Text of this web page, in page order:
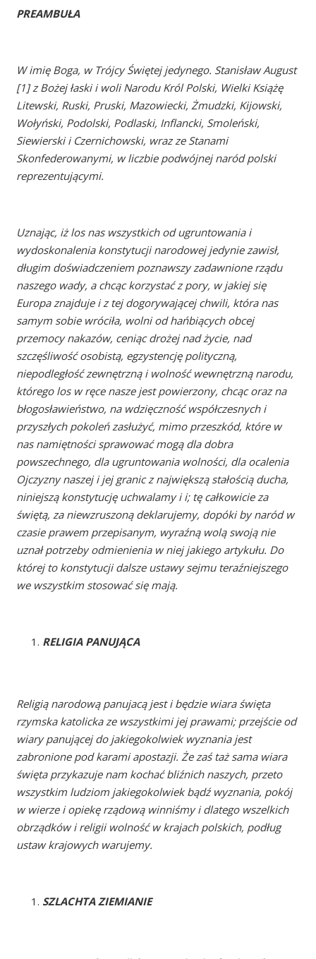
PREAMBUŁA
W imię Boga, w Trójcy Świętej jedynego. Stanisław August
[1] z Bożej łaski i woli Narodu Król Polski, Wielki Książę
Litewski, Ruski, Pruski, Mazowiecki, Żmudzki, Kijowski,
Wołyński, Podolski, Podlaski, Inflancki, Smoleński,
Siewierski i Czernichowski, wraz ze Stanami
Skonfederowanymi, w liczbie podwójnej naród polski
reprezentującymi.
Uznając, iż los nas wszystkich od ugruntowania i
wydoskonalenia konstytucji narodowej jedynie zawisł,
długim doświadczeniem poznawszy zadawnione rządu
naszego wady, a chcąc korzystać z pory, w jakiej się
Europa znajduje i z tej dogorywającej chwili, która nas
samym sobie wróciła, wolni od hańbiących obcej
przemocy nakazów, ceniąc drożej nad życie, nad
szczęśliwość osobistą, egzystencję polityczną,
niepodległość zewnętrzną i wolność wewnętrzną narodu,
którego los w ręce nasze jest powierzony, chcąc oraz na
błogosławieństwo, na wdzięczność współczesnych i
przyszłych pokoleń zasłużyć, mimo przeszkód, które w
nas namiętności sprawować mogą dla dobra
powszechnego, dla ugruntowania wolności, dla ocalenia
Ojczyzny naszej i jej granic z największą stałością ducha,
niniejszą konstytucję uchwalamy i i; tę całkowicie za
świętą, za niewzruszoną deklarujemy, dopóki by naród w
czasie prawem przepisanym, wyraźną wolą swoją nie
uznał potrzeby odmienienia w niej jakiego artykułu. Do
której to konstytucji dalsze ustawy sejmu teraźniejszego
we wszystkim stosować się mają.
RELIGIA PANUJĄCA
Religią narodową panujacą jest i będzie wiara święta
rzymska katolicka ze wszystkimi jej prawami; przejście od
wiary panującej do jakiegokolwiek wyznania jest
zabronione pod karami apostazji. Że zaś taż sama wiara
święta przykazuje nam kochać bliźnich naszych, przeto
wszystkim ludziom jakiegokolwiek bądź wyznania, pokój
w wierze i opiekę rządową winniśmy i dlatego wszelkich
obrządków i religii wolność w krajach polskich, podług
ustaw krajowych warujemy.
SZLACHTA ZIEMIANIE